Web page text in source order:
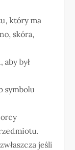
który ma
skóra,
był
symbolu
jeśli